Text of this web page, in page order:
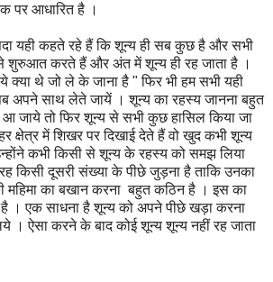
पर आधारित है ।
कहते रहे हैं कि शून्य ही सब कुछ है और सभी
शुरुआत करते हैं और अंत में शून्य ही रह जाता है ।
क्या थे जो ले के जाना है " फिर भी हम सभी यही
अपने साथ लेते जायें । शून्य का रहस्य जानना बहुत
जाये तो फिर शून्य से सभी कुछ हासिल किया जा
क्षेत्र में शिखर पर दिखाई देते हैं वो खुद कभी शून्य
कभी किसी से शून्य के रहस्य को समझ लिया
किसी दूसरी संख्या के पीछे जुड़ना है ताकि उनका
का बखान करना बहुत कठिन है । इस का
है । एक साधना है शून्य को अपने पीछे खड़ा करना
। ऐसा करने के बाद कोई शून्य शून्य नहीं रह जाता